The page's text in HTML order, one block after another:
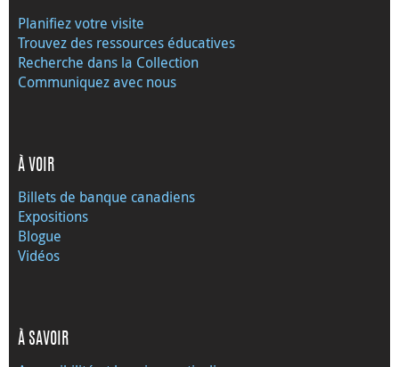
Planifiez votre visite
Trouvez des ressources éducatives
Recherche dans la Collection
Communiquez avec nous
À VOIR
Billets de banque canadiens
Expositions
Blogue
Vidéos
À SAVOIR